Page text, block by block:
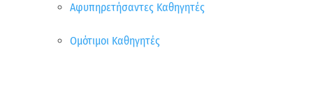
Αφυπηρετήσαντες Καθηγητές
Ομότιμοι Καθηγητές